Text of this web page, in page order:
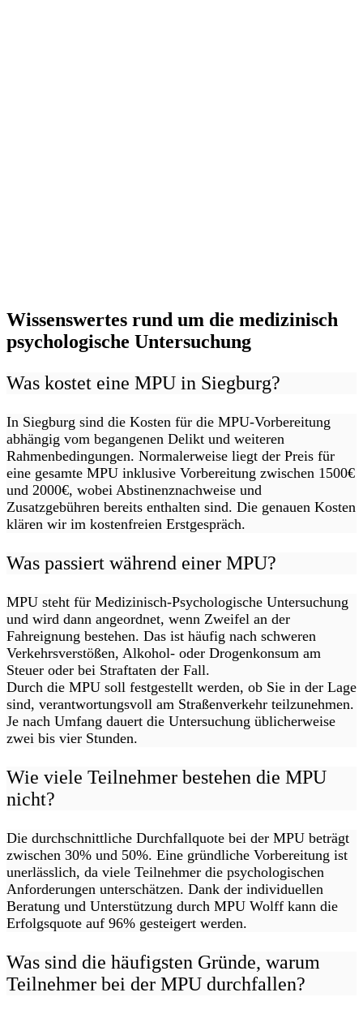
Wissenswertes rund um die medizinisch
psychologische Untersuchung
Was kostet eine MPU in Siegburg?
In Siegburg sind die Kosten für die MPU-Vorbereitung
abhängig vom begangenen Delikt und weiteren
Rahmenbedingungen. Normalerweise liegt der Preis für
eine gesamte MPU inklusive Vorbereitung zwischen 1500€
und 2000€, wobei Abstinenznachweise und
Zusatzgebühren bereits enthalten sind. Die genauen Kosten
klären wir im kostenfreien Erstgespräch.
Was passiert während einer MPU?
MPU steht für Medizinisch-Psychologische Untersuchung
und wird dann angeordnet, wenn Zweifel an der
Fahreignung bestehen. Das ist häufig nach schweren
Verkehrsverstößen, Alkohol- oder Drogenkonsum am
Steuer oder bei Straftaten der Fall.
Durch die MPU soll festgestellt werden, ob Sie in der Lage
sind, verantwortungsvoll am Straßenverkehr teilzunehmen.
Je nach Umfang dauert die Untersuchung üblicherweise
zwei bis vier Stunden.
Wie viele Teilnehmer bestehen die MPU
nicht?
Die durchschnittliche Durchfallquote bei der MPU beträgt
zwischen 30% und 50%. Eine gründliche Vorbereitung ist
unerlässlich, da viele Teilnehmer die psychologischen
Anforderungen unterschätzen. Dank der individuellen
Beratung und Unterstützung durch MPU Wolff kann die
Erfolgsquote auf 96% gesteigert werden.
Was sind die häufigsten Gründe, warum
Teilnehmer bei der MPU durchfallen?